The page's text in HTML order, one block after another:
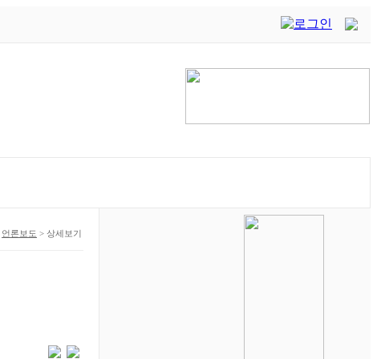
언론보도 > 상세보기